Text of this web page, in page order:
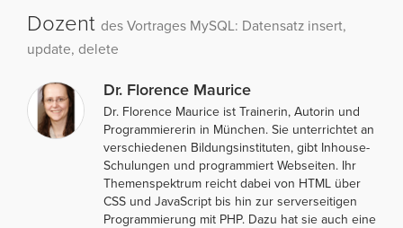
Dozent des Vortrages MySQL: Datensatz insert,
update, delete
Dr. Florence Maurice
Dr. Florence Maurice ist Trainerin, Autorin und
Programmiererin in München. Sie unterrichtet an
verschiedenen Bildungsinstituten, gibt Inhouse-
Schulungen und programmiert Webseiten. Ihr
Themenspektrum reicht dabei von HTML über
CSS und JavaScript bis hin zur serverseitigen
Programmierung mit PHP. Dazu hat sie auch eine